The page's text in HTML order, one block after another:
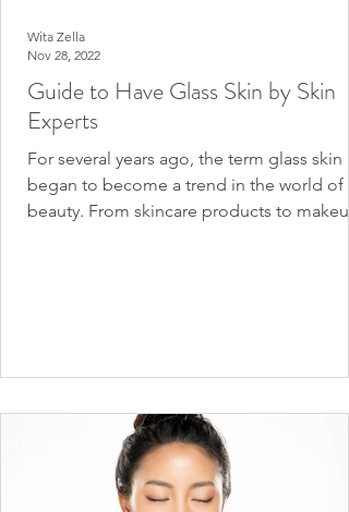
Guide to Have Glass Skin by Skin
Experts
For several years ago, the term glass skin
began to become a trend in the world of
beauty. From skincare products to
Wita Zella
Nov 28, 2022